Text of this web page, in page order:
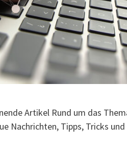
Artikel Rund um das
Nachrichten, Tipps, Tricks